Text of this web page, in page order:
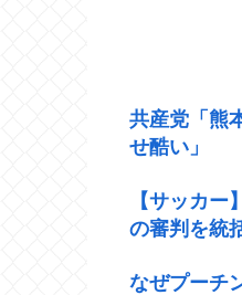
共産党「熊
せ酷い」
【サッカ
の審判を統
なぜプーチ